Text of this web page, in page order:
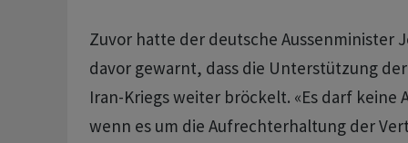
Zuvor hatte der deutsche Aussenminister
davor gewarnt, dass die Unterstützung
Iran-Kriegs weiter bröckelt. «Es darf keine
wenn es um die Aufrechterhaltung der